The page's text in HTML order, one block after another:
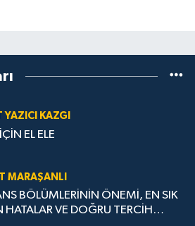
YAZICI KAZGI
EL ELE
MARAŞANLI
BÖLÜMLERİNİN ÖNEMİ, EN SIK
HATALAR VE DOĞRU TERCİH